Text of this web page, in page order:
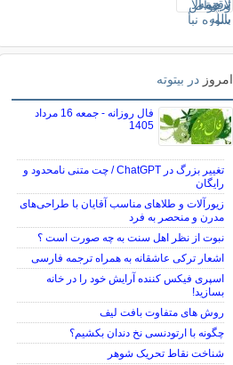
امروز در بیتوته
فال روزانه - جمعه 16 مرداد
1405
تغییر بزرگ در ChatGPT / چت متنی نامحدود و
رایگان
زیورآلات و طلاهای مناسب آقایان با طراحی‌های
مدرن و منحصر به فرد
نبوت از نظر اهل سنت به چه صورت است ؟
اشعار ترکی عاشقانه به همراه ترجمه فارسی
اسپری فیکس کننده آرایش خود را در خانه
بسازید!
روش های متفاوت بافت لیف
چگونه با ارتودنسی نخ دندان بکشیم؟
شناخت نقاط تحریک شوهر